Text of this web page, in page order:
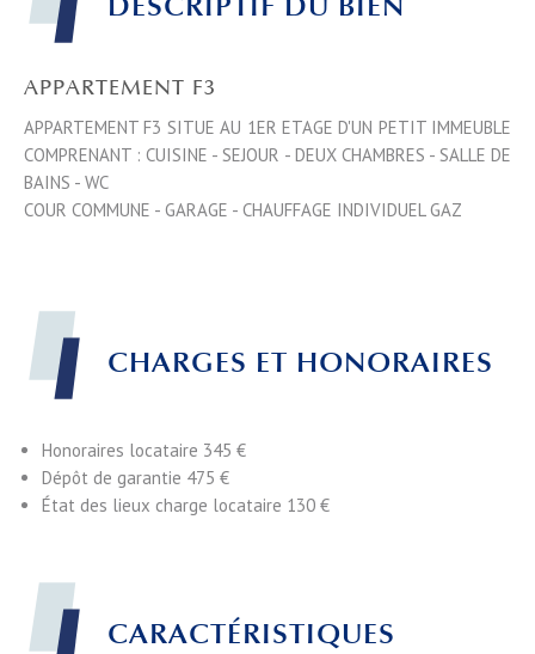
APPARTEMENT F3
APPARTEMENT F3 SITUE AU 1ER ETAGE D'UN PETIT IMMEUBLE
COMPRENANT : CUISINE - SEJOUR - DEUX CHAMBRES - SALLE DE
BAINS - WC
COUR COMMUNE - GARAGE - CHAUFFAGE INDIVIDUEL GAZ
CARACTÉRISTIQUES
CHARGES ET HONORAIRES
Honoraires locataire 345 €
Dépôt de garantie 475 €
État des lieux charge locataire 130 €